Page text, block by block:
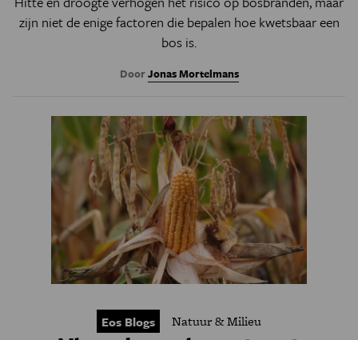
zijn niet de enige factoren die bepalen hoe kwetsbaar een
bos is.
DoorJonas Mortelmans
Eos Blogs Natuur & Milieu